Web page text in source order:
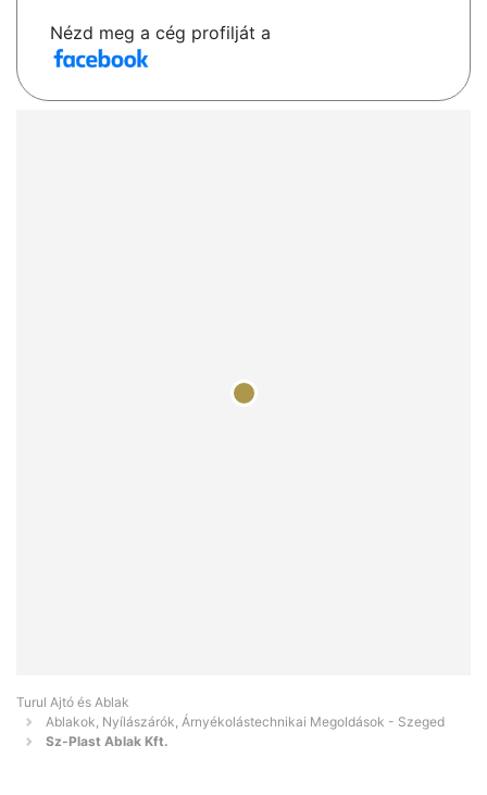
Nézd meg a cég profilját a
Turul Ajtó és Ablak
Ablakok, Nyílászárók, Árnyékolástechnikai Megoldások - Szeged
Sz-Plast Ablak Kft.